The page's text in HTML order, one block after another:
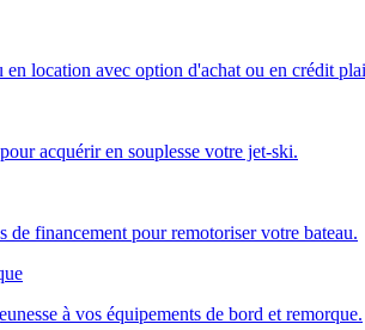
en location avec option d'achat ou en crédit
acquérir en souplesse votre jet-ski.
de financement pour remotoriser votre bateau.
à vos équipements de bord et remorque.